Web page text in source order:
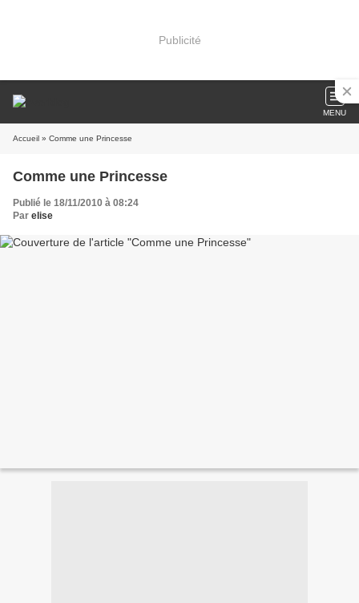
Publicité
MENU
Accueil » Comme une Princesse
Comme une Princesse
Publié le 18/11/2010 à 08:24
Par elise